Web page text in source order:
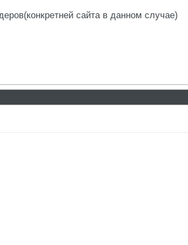
сайта в данном случае)